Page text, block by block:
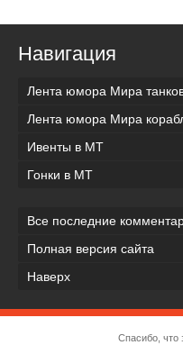
Навигация
Лента юмора Мира
Лента юмора Мира
Ивенты в МТ
Гонки в МТ
Все последние
Полная версия сайта
Наверх
Спасибо, что